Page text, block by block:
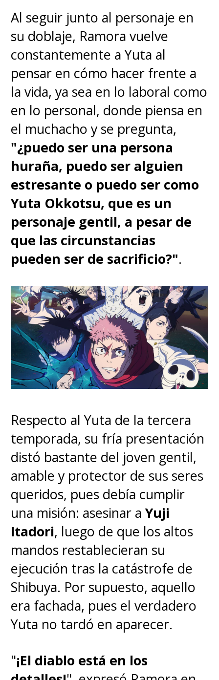
Al seguir junto al personaje en
su doblaje, Ramora vuelve
constantemente a Yuta al
pensar en cómo hacer frente a
la vida, ya sea en lo laboral como
en lo personal, donde piensa en
el muchacho y se pregunta,
"¿puedo ser una persona
huraña, puedo ser alguien
estresante o puedo ser como
Yuta Okkotsu, que es un
personaje gentil, a pesar de
que las circunstancias
pueden ser de sacrificio?".
Respecto al Yuta de la tercera
temporada, su fría presentación
distó bastante del joven gentil,
amable y protector de sus seres
queridos, pues debía cumplir
una misión: asesinar aYuji
Itadori, luego de que los altos
mandos restablecieran su
ejecución tras la catástrofe de
Shibuya. Por supuesto, aquello
era fachada, pues el verdadero
Yuta no tardó en aparecer.
"¡El diablo está en los